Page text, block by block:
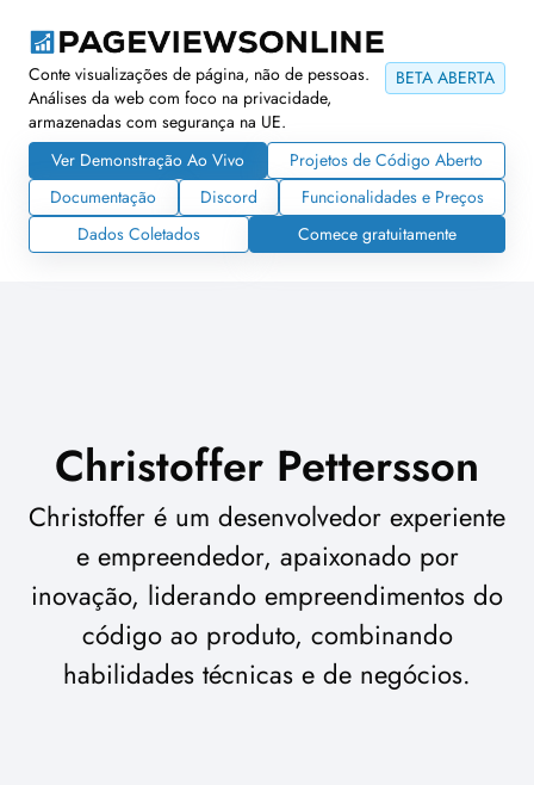
BETA ABERTA
Conte visualizações de página, não de pessoas.
Análises da web com foco na privacidade,
armazenadas com segurança na UE.
Ver Demonstração Ao Vivo
Projetos de Código Aberto
Documentação
Discord
Funcionalidades e Preços
Dados Coletados
Comece gratuitamente
Christoffer Pettersson
Christoffer é um desenvolvedor experiente
e empreendedor, apaixonado por
inovação, liderando empreendimentos do
código ao produto, combinando
habilidades técnicas e de negócios.